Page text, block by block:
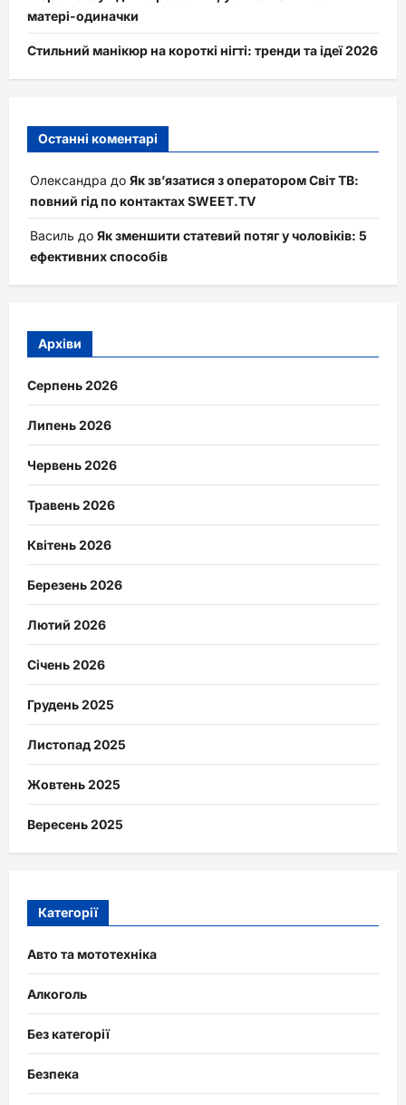
матері-одиначки
Стильний манікюр на короткі нігті: тренди та ідеї 2026
Останні коментарі
Олександра до Як зв’язатися з оператором Світ ТВ:
повний гід по контактах SWEET.TV
Василь до Як зменшити статевий потяг у чоловіків: 5
ефективних способів
Архіви
Серпень 2026
Липень 2026
Червень 2026
Травень 2026
Квітень 2026
Березень 2026
Лютий 2026
Січень 2026
Грудень 2025
Листопад 2025
Жовтень 2025
Вересень 2025
Категорії
Авто та мототехніка
Алкоголь
Без категорії
Безпека